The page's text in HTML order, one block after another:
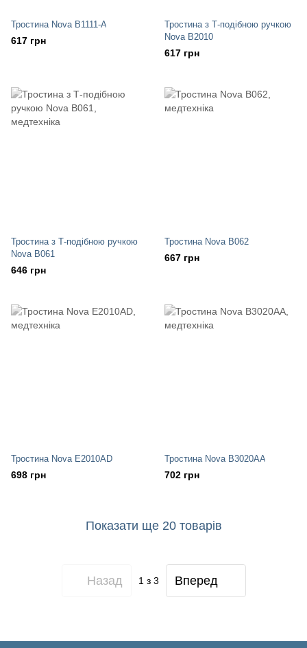
Тростина Nova B1111-A
617 грн
Тростина з Т-подібною ручкою
Nova B2010
617 грн
Тростина з Т-подібною ручкою
Nova B061
646 грн
Тростина Nova B062
667 грн
Тростина Nova E2010AD
698 грн
Тростина Nova B3020AA
702 грн
Показати ще 20 товарів
Назад 1 з 3 Вперед